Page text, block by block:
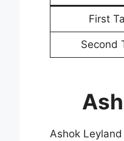
First
Second
Ashok Leyland